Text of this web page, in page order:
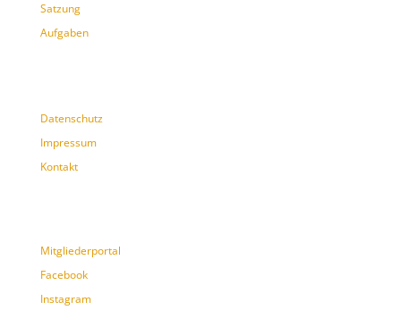
Satzung
Aufgaben
Datenschutz
Impressum
Kontakt
Mitgliederportal
Facebook
Instagram